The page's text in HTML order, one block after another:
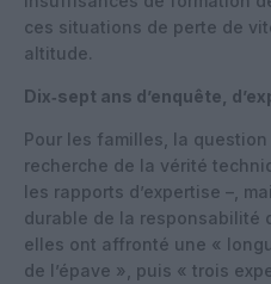
ces situations de perte de
altitude.
Dix‑sept ans d’enquête,
Pour les familles, la question
recherche de la vérité
les rapports d’expertise –,
durable de la responsabilité
elles ont affronté une «
de l’épave », puis « trois